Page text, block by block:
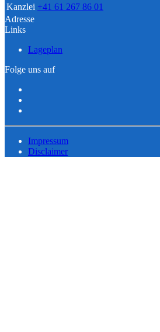
Kanzlei +41 61 267 86 01
Adresse
Links
Lageplan
Folge uns auf
Impressum
Disclaimer